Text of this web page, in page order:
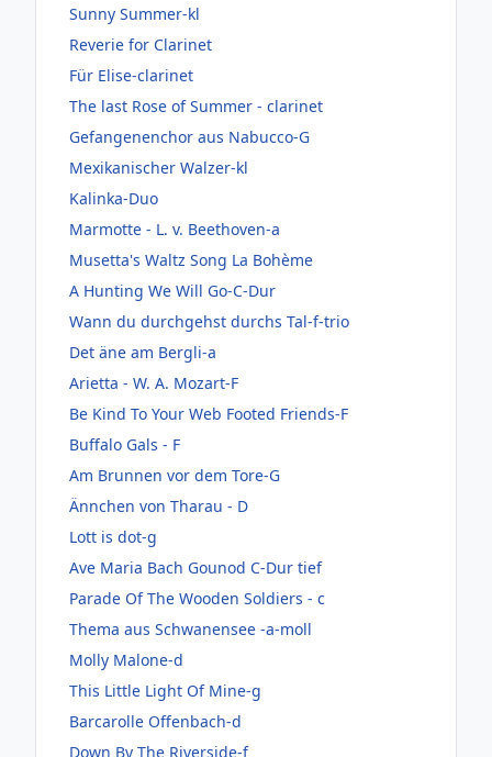
Sunny Summer-kl
Reverie for Clarinet
Für Elise-clarinet
The last Rose of Summer - clarinet
Gefangenenchor aus Nabucco-G
Mexikanischer Walzer-kl
Kalinka-Duo
Marmotte - L. v. Beethoven-a
Musetta's Waltz Song La Bohème
A Hunting We Will Go-C-Dur
Wann du durchgehst durchs Tal-f-trio
Det äne am Bergli-a
Arietta - W. A. Mozart-F
Be Kind To Your Web Footed Friends-F
Buffalo Gals - F
Am Brunnen vor dem Tore-G
Ännchen von Tharau - D
Lott is dot-g
Ave Maria Bach Gounod C-Dur tief
Parade Of The Wooden Soldiers - c
Thema aus Schwanensee -a-moll
Molly Malone-d
This Little Light Of Mine-g
Barcarolle Offenbach-d
Down By The Riverside-f